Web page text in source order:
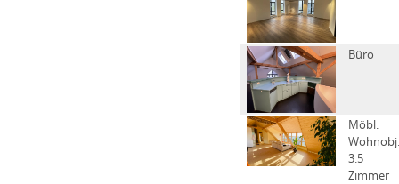
Büro
Möbl.
Wohnobj.
3.5
Zimmer